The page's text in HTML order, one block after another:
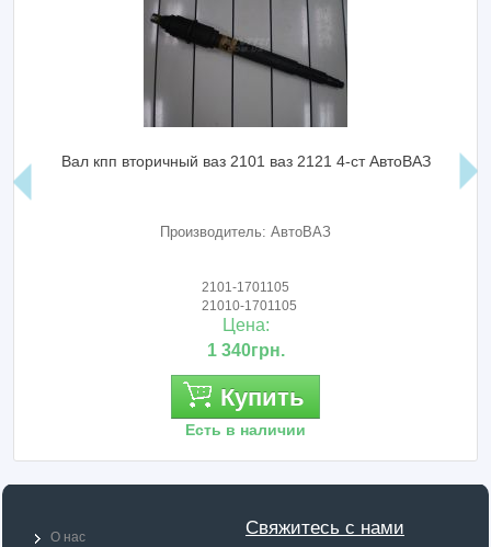
Вал кпп вторичный ваз 2101 ваз 2121 4-ст АвтоВАЗ
Производитель: АвтоВАЗ
2101-1701105
21010-1701105
Цена:
1 340грн.
Купить
Есть в наличии
Свяжитесь с нами
О нас